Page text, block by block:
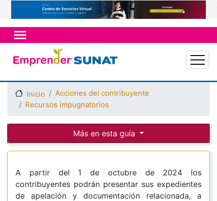
Pasar
al
contenido
principal
Inicio
Acciones del contribuyente
Recursos impugnatorios
A partir del 1 de octubre de 2024 los
contribuyentes podrán presentar sus expedientes
de apelación y documentación relacionada, a
Más en esta guía